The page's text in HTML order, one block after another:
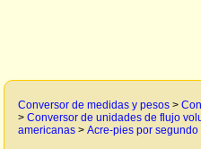
Conversor de medidas y pesos >
> Conversor de unidades de flujo
americanas > Acre-pies por segundo